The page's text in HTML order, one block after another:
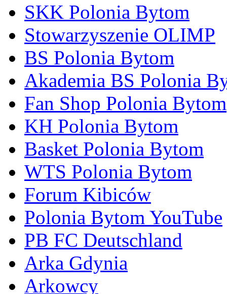
SKK Polonia Bytom
Stowarzyszenie OLIMP
BS Polonia Bytom
Akademia BS Polonia
Fan Shop Polonia Bytom
KH Polonia Bytom
Basket Polonia Bytom
WTS Polonia Bytom
Forum Kibiców
Polonia Bytom YouTube
PB FC Deutschland
Arka Gdynia
Arkowcy